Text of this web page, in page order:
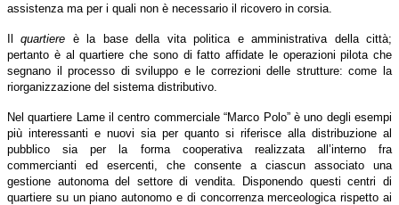
assistenza ma per i quali non è necessario il ricovero in corsia.
Ilquartiere è la base della vita politica e amministrativa della città;
pertanto è al quartiere che sono di fatto affidate le operazioni pilota che
segnano il processo di sviluppo e le correzioni delle strutture: come la
riorganizzazione del sistema distributivo.
Nel quartiere Lame il centro commerciale “Marco Polo” è uno degli esempi
più interessanti e nuovi sia per quanto si riferisce alla distribuzione al
pubblico sia per la forma cooperativa realizzata all’interno fra
commercianti ed esercenti, che consente a ciascun associato una
gestione autonoma del settore di vendita. Disponendo questi centri di
quartiere su un piano autonomo e di concorrenza merceologica rispetto ai